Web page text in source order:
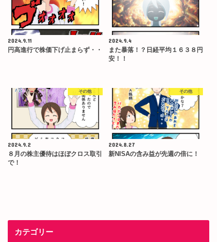
2024.9.11
円高進行で株価下げ止まらず・・
2024.9.4
また暴落！？日経平均１６３８円
安！！
その他
2024.9.2
８月の株主優待はほぼクロス取引
で！
その他
2024.8.27
新NISAの含み益が先週の倍に！
カテゴリー